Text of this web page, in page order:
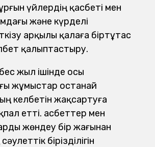
үйлердің қасбеті мен
және күрделі
арқылы қалаға біртұтас
қалыптастыру.
жыл ішінде осы
жұмыстар Қостанай
келбетін жақсартуға
етті. Қасбеттер мен
жөндеу бір жағынан
бірізділігін